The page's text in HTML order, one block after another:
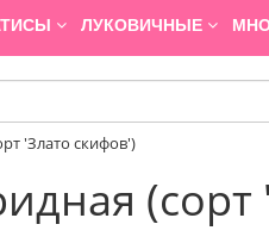
ЛУКОВИЧНЫЕ
'Злато скифов')